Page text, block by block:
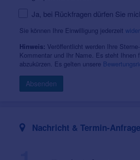
Ja, bei Rückfragen dürfen Sie
Sie können Ihre Einwilligung jederzeit
Hinweis: Veröffentlicht werden Ihre
Kommentar und Ihr Name. Es steht Ihnen
abzukürzen. Es gelten unsere
Absenden
Nachricht & Termin-Anfrage